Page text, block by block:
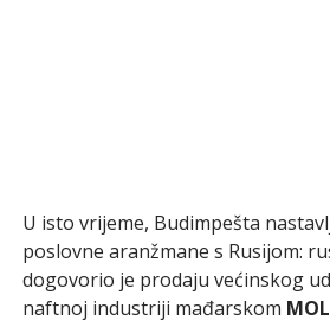
U isto vrijeme, Budimpešta
poslovne aranžmane s Rusijom:
dogovorio je prodaju većinskog
naftnoj industriji mađarskom MOL